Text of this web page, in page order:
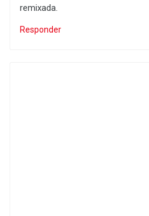
remixada.
Responder